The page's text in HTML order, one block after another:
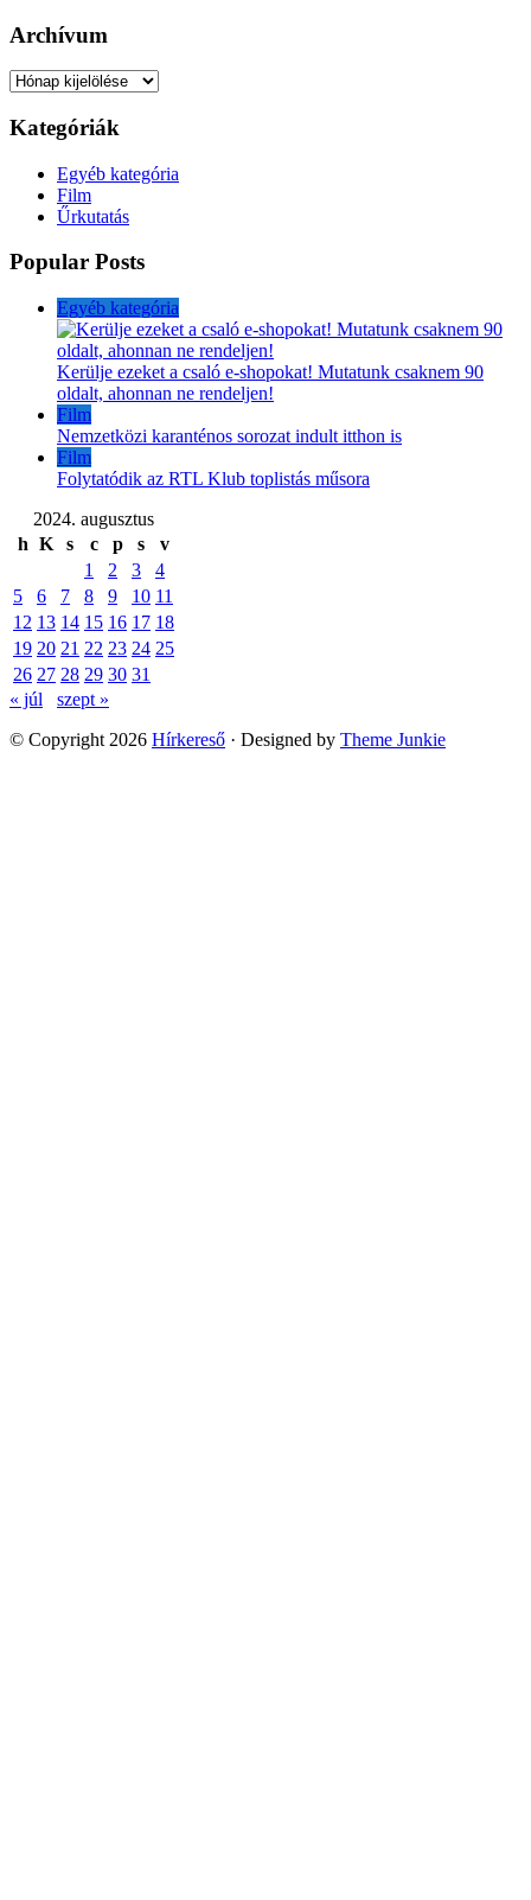
Archívum
Archívum
Kategóriák
Egyéb kategória
Film
Űrkutatás
Popular Posts
Egyéb kategória
Kerülje ezeket a csaló e-shopokat! Mutatunk csaknem 90
oldalt, ahonnan ne rendeljen!
Film
Nemzetközi karanténos sorozat indult itthon is
Film
Folytatódik az RTL Klub toplistás műsora
2024. augusztus
h K s c p s
v
1
2 3
4
5
6 7 8 9 10 11
12 13 14 15 16 17 18
19 20 21 22 23 24 25
26 27 28 29 30 31
« júl
szept »
© Copyright 2026 Hírkereső · Designed by Theme Junkie